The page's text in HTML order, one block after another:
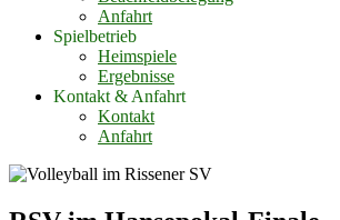
Anfahrt
Spielbetrieb
Heimspiele
Ergebnisse
Kontakt & Anfahrt
Kontakt
Anfahrt